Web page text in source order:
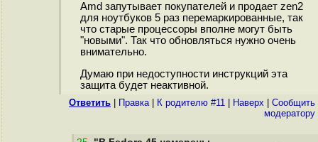
Amd запутывает покупателей и продает zen2
для ноутбуков 5 раз перемаркированные, так
что старые процессоры вполне могут быть
"новыми". Так что обновляться нужно очень
внимательно.
Думаю при недоступности инструкций эта
защита будет неактивной.
Ответить Правка| К родителю #11 Наверх
Cообщить
модератору